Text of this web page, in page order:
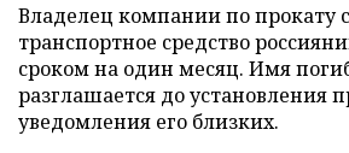
Владелец компании по прокату
транспортное средство
сроком на один месяц. Имя
разглашается до установления
уведомления его близких.